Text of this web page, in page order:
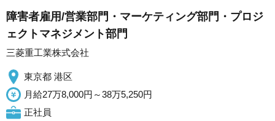
障害者雇用/営業部門・マーケティング部門・プロジ
ェクトマネジメント部門
三菱重工業株式会社
東京都 港区
月給27万8,000円～38万5,250円
正社員